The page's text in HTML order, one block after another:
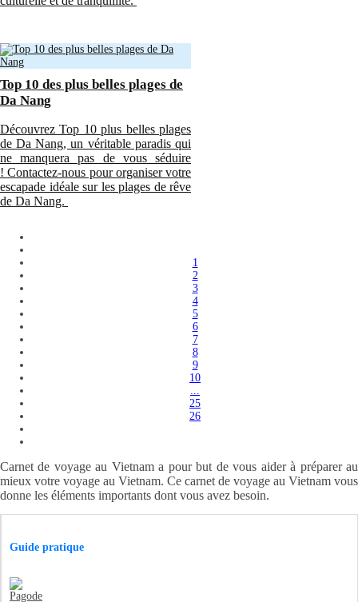
Top 10 des plus belles plages de
Da Nang
Découvrez Top 10 plus belles plages
de Da Nang, un véritable paradis qui
ne manquera pas de vous séduire
! Contactez-nous pour organiser votre
escapade idéale sur les plages de rêve
de Da Nang.
1
2
3
4
5
6
7
8
9
10
25
26
Carnet de voyage au Vietnam a pour but de vous aider à préparer au
mieux votre voyage au Vietnam. Ce carnet de voyage au Vietnam vous
donne les éléments importants dont vous avez besoin.
Guide pratique